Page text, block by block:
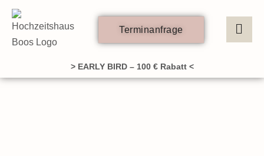
Zum
Inhalt
springen
Terminanfrage
> EARLY BIRD – 100 € Rabatt <